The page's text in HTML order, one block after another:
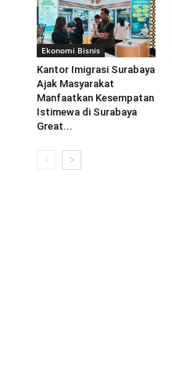
Ekonomi Bisnis
Kantor Imigrasi Surabaya
Ajak Masyarakat
Manfaatkan Kesempatan
Istimewa di Surabaya
Great...